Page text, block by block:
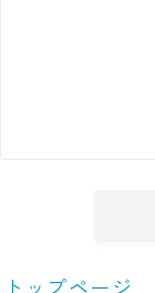
トップページ